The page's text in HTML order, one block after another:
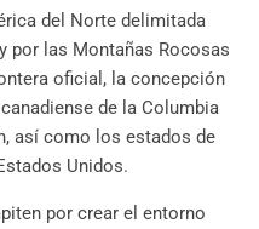
del Norte delimitada
por las Montañas Rocosas
oficial, la concepción
de la Columbia
así como los estados de
Unidos.
por crear el entorno